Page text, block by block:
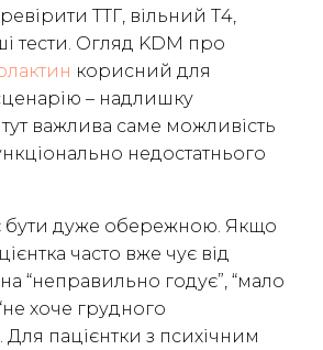
ТТГ, вільний Т4,
тести. Огляд KDM про
корисний для
– надлишку
важлива саме можливість
недостатнього
бути дуже обережною. Якщо
часто вже чує від
“неправильно годує”, “мало
хоче грудного
Для пацієнтки з психічним